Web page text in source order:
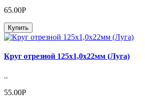
65.00Р
Купить
Круг отрезной 125х1,0х22мм (Луга)
..
55.00Р